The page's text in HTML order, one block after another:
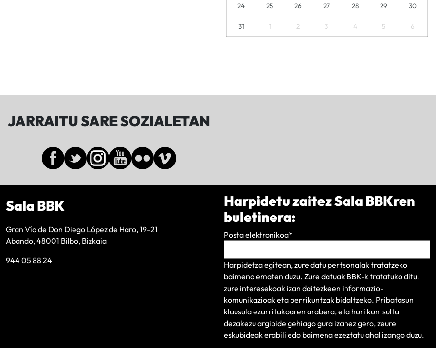
24 25 26 27 28 29 30
31 1 2 3 4 5 6
JARRAITU SARE SOZIALETAN
Sala BBK
Gran Vía de Don Diego López de Haro, 19-21
Abando, 48001 Bilbo, Bizkaia
944 05 88 24
Harpidetu zaitez Sala BBKren
buletinera:
Posta elektronikoa*
Harpidetza egitean, zure datu pertsonalak tratatzeko
baimena ematen duzu. Zure datuak BBK-k tratatuko ditu,
zure interesekoak izan daitezkeen informazio-
komunikazioak eta berrikuntzak bidaltzeko. Pribatasun
klausulaezarritakoaren arabera, eta hori kontsulta
dezakezu argibide gehiago gura izanez gero, zeure
eskubideak erabili edo baimena ezeztatu ahal izango duzu.